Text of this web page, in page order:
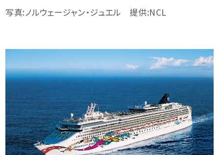
写真:ノルウェージャン・ジュエル 提供:NCL